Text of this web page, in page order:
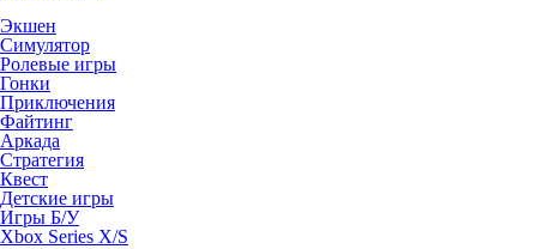
Экшен
Симулятор
Ролевые игры
Гонки
Приключения
Файтинг
Аркада
Стратегия
Квест
Детские игры
Игры Б/У
Xbox Series X/S